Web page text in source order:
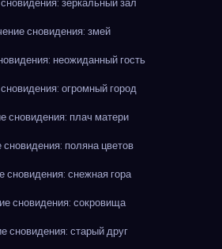
сновидения: змей
неожиданный гость
огромный город
сновидения: плач матери
сновидения: поляна цветов
сновидения: снежная гора
сновидения: сокровища
сновидения: старый друг